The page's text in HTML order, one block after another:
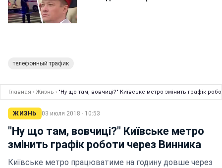
телефонный трафик
Главная › Жизнь › "Ну що там, вовчиці?" Київське метро змінить графік
ЖИЗНЬ 03 июля 2018 · 10:53
"Ну що там, вовчиці?" Київське метро
змінить графік роботи через Винника
Київське метро працюватиме на годину довше через